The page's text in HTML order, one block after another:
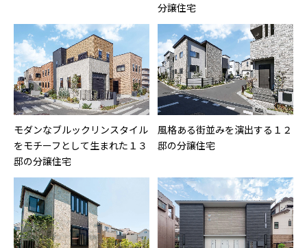
分譲住宅
モダンなブルックリンスタイル
をモチーフとして生まれた１３
邸の分譲住宅
風格ある街並みを演出する１２
邸の分譲住宅